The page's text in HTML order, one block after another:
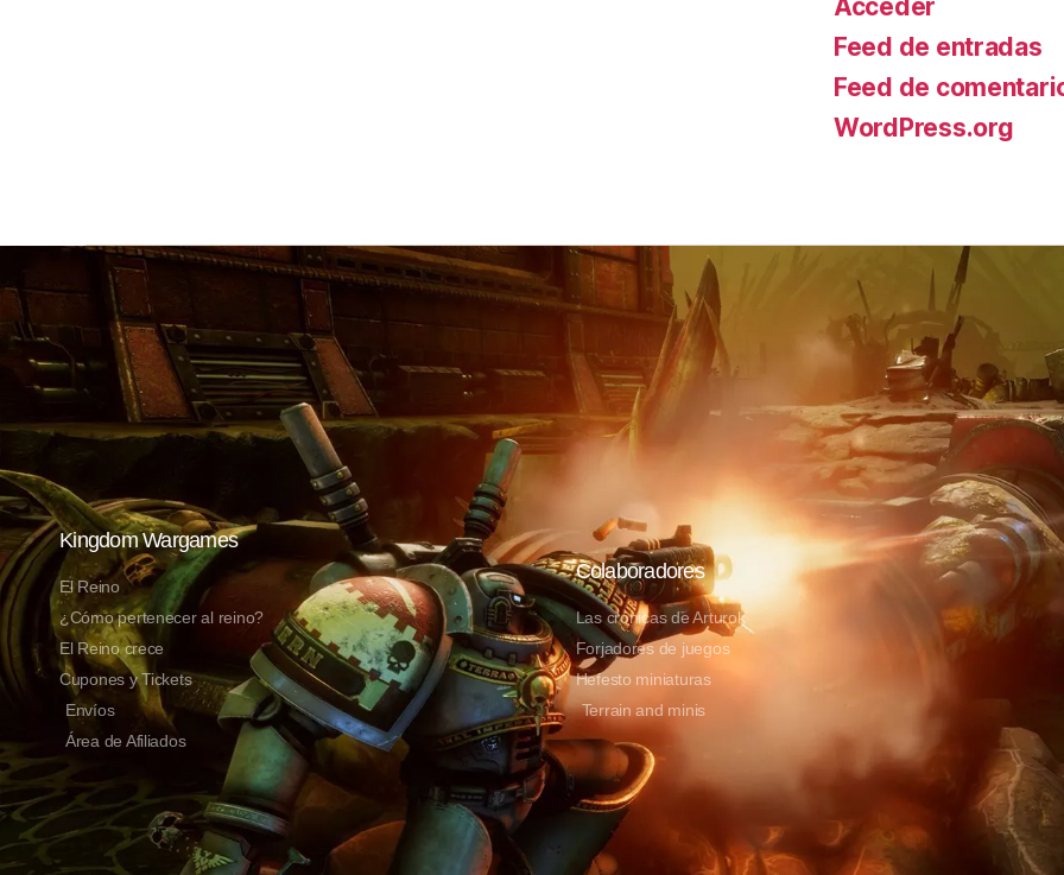
Acceder
Feed de entradas
Feed de
WordPress.org
Kingdom Wargames
El Reino
¿Cómo pertenecer al reino?
El Reino crece
Cupones y Tickets
Envíos
Área de Afiliados
Colaboradores
Las crónicas de Arturok
Forjadores de juegos
Hefesto miniaturas
Terrain and minis